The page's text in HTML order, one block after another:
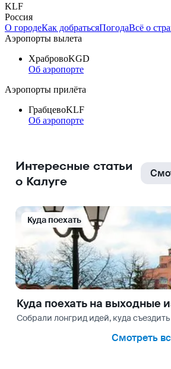
KLF
Россия
О городеКак добратьсяПогодаВсё о
Аэропорты вылета
ХрабровоKGD
Об аэропорте
Аэропорты прилёта
ГрабцевоKLF
Об аэропорте
Интересные статьи
о Калуге
Куда поехать
Куда поехать на выходные
Собрали лонгрид идей, куда
Смотреть